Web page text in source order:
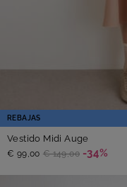
REBAJAS
Vestido Midi Auge
€ 99,00 € 149,00 -34%